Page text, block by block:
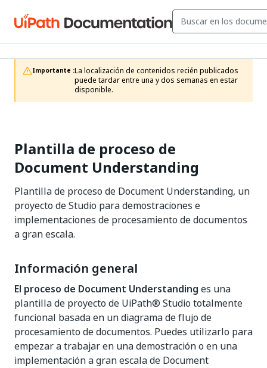
Importante :La localización de contenidos recién publicados
puede tardar entre una y dos semanas en estar
disponible.
Plantilla de proceso de
Document Understanding
Plantilla de proceso de Document Understanding, un
proyecto de Studio para demostraciones e
implementaciones de procesamiento de documentos
a gran escala.
Información general
El proceso de Document Understanding es una
plantilla de proyecto de UiPath® Studio totalmente
funcional basada en un diagrama de flujo de
procesamiento de documentos. Puedes utilizarlo para
empezar a trabajar en una demostración o en una
implementación a gran escala de Document